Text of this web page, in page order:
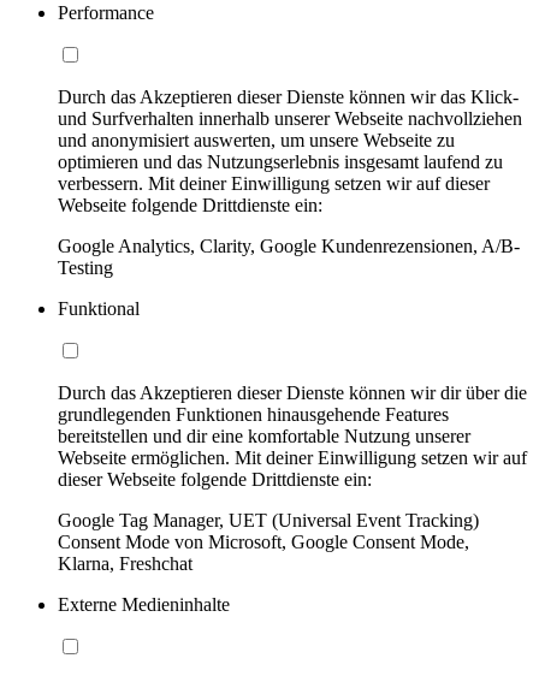
Performance
Durch das Akzeptieren dieser Dienste können wir das Klick-
und Surfverhalten innerhalb unserer Webseite nachvollziehen
und anonymisiert auswerten, um unsere Webseite zu
optimieren und das Nutzungserlebnis insgesamt laufend zu
verbessern. Mit deiner Einwilligung setzen wir auf dieser
Webseite folgende Drittdienste ein:
Google Analytics, Clarity, Google Kundenrezensionen, A/B-
Testing
Funktional
Durch das Akzeptieren dieser Dienste können wir dir über die
grundlegenden Funktionen hinausgehende Features
bereitstellen und dir eine komfortable Nutzung unserer
Webseite ermöglichen. Mit deiner Einwilligung setzen wir auf
dieser Webseite folgende Drittdienste ein:
Google Tag Manager, UET (Universal Event Tracking)
Consent Mode von Microsoft, Google Consent Mode,
Klarna, Freshchat
Externe Medieninhalte